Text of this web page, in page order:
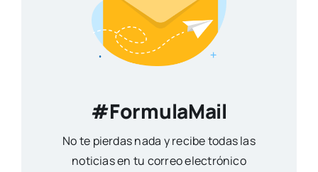
#FormulaMail
No te pierdas nada y recibe todas las
noticias en tu correo electrónico